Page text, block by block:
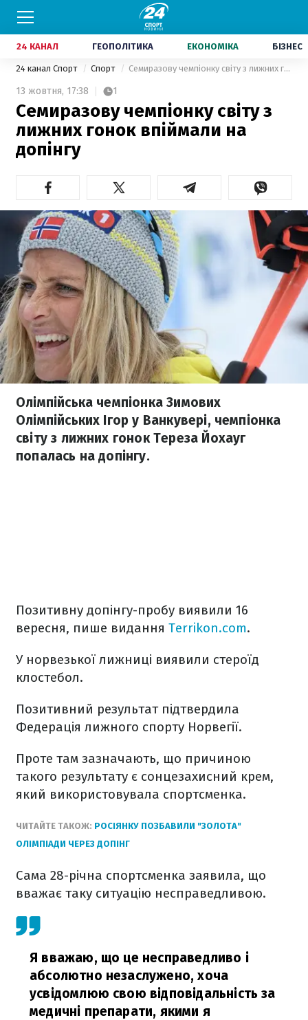
24 КАНАЛ ГЕОПОЛІТИКА ЕКОНОМІКА БІЗНЕС
24 канал Спорт Спорт Семиразову чемпіонку світу з лижних гонок впіймали на допінгу
13 жовтня, 17:38 1
Семиразову чемпіонку світу з
лижних гонок впіймали на
допінгу
Олімпійська чемпіонка Зимових
Олімпійських Ігор у Ванкувері, чемпіонка
світу з лижних гонок Тереза Йохауг
попалась на допінгу.
Позитивну допінгу-пробу виявили 16
вересня, пише видання Terrikon.com.
У норвезької лижниці виявили стероїд
клостебол.
Позитивний результат підтвердила
Федерація лижного спорту Норвегії.
Проте там зазначають, що причиною
такого результату є сонцезахисний крем,
який використовувала спортсменка.
ЧИТАЙТЕ ТАКОЖ: РОСІЯНКУ ПОЗБАВИЛИ "ЗОЛОТА"
ОЛІМПІАДИ ЧЕРЕЗ ДОПІНГ
Сама 28-річна спортсменка заявила, що
вважає таку ситуацію несправедливою.
Я вважаю, що це несправедливо і
абсолютно незаслужено, хоча
усвідомлюю свою відповідальність за
медичні препарати, якими я